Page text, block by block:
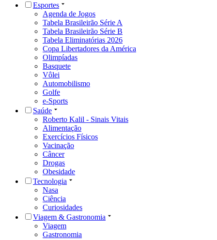
Esportes
Agenda de Jogos
Tabela Brasileirão Série A
Tabela Brasileirão Série B
Tabela Eliminatórias 2026
Copa Libertadores da América
Olimpíadas
Basquete
Vôlei
Automobilismo
Golfe
e-Sports
Saúde
Roberto Kalil - Sinais Vitais
Alimentação
Exercícios Físicos
Vacinação
Câncer
Drogas
Obesidade
Tecnologia
Nasa
Ciência
Curiosidades
Viagem & Gastronomia
Viagem
Gastronomia